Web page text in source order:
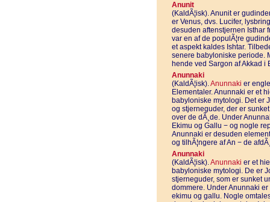
Anunit
(KaldÃ¦isk). Anunit er
er Venus, dvs. Lucifer,
desuden aftenstjernen Isthar
var en af de populÃ¦re
et aspekt kaldes Ishtar.
senere babyloniske periode.
hende ved Sargon af Akkad i
Anunnaki
(KaldÃ¦isk).Anunnaki er
Elementaler. Anunnaki er et
babyloniske mytologi. Det er
og stjerneguder, der er
over de dÃ¸de. Under
Ekimu og Gallu − og nogle
Anunnaki er desuden
og tilhÃ¦ngere af An − de
Anunnaki
(KaldÃ¦isk).Anunnaki er et
babyloniske mytologi. De er
stjerneguder, som er sunket
dommere. Under Anunnaki
ekimu og gallu. Nogle